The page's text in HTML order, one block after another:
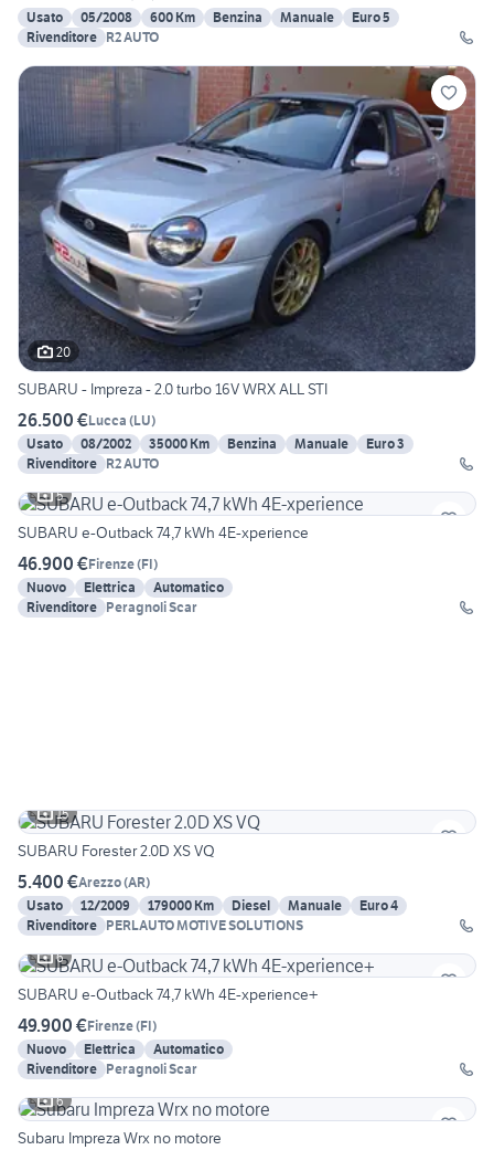
Usato
05/2008 600 Km Benzina Manuale
Euro 5
Rivenditore R2 AUTO
20
SUBARU - Impreza - 2.0 turbo 16V WRX ALL STI
26.500 €Lucca (LU)
Usato
08/2002 35000 Km Benzina Manuale
Euro 3
Rivenditore R2 AUTO
5
SUBARU e-Outback 74,7 kWh 4E-xperience
46.900 €Firenze(FI)
Nuovo
Elettrica
Automatico
Rivenditore Peragnoli Scar
15
SUBARU Forester 2.0D XS VQ
5.400 €Arezzo(AR)
Usato
12/2009 179000 Km Diesel Manuale
Euro 4
Rivenditore PERLAUTO MOTIVE SOLUTIONS
6
SUBARU e-Outback 74,7 kWh 4E-xperience+
49.900 €Firenze(FI)
Nuovo
Elettrica
Automatico
Rivenditore Peragnoli Scar
6
Subaru Impreza Wrx no motore